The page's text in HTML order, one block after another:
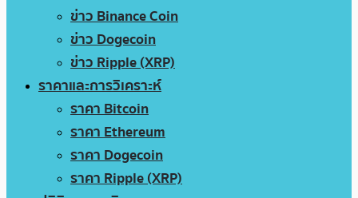
ข่าว Binance Coin
ข่าว Dogecoin
ข่าว Ripple (XRP)
ราคาและการวิเคราะห์
ราคา Bitcoin
ราคา Ethereum
ราคา Dogecoin
ราคา Ripple (XRP)